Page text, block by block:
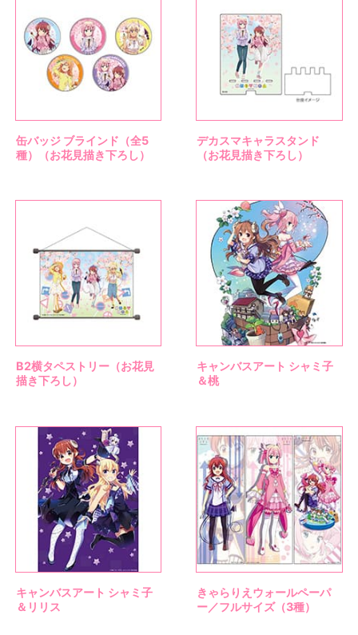
缶バッジ ブラインド（全5
種）（お花見描き下ろし）
デカスマキャラスタンド
（お花見描き下ろし）
B2横タペストリー（お花見
描き下ろし）
キャンバスアート シャミ子
＆桃
キャンバスアート シャミ子
＆リリス
きゃらりえウォールペーパ
ー／フルサイズ（3種）